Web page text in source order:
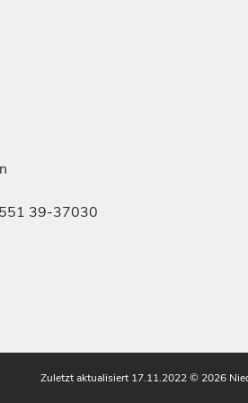
39-37030
Zuletzt aktualisiert 17.11.2022© 2026